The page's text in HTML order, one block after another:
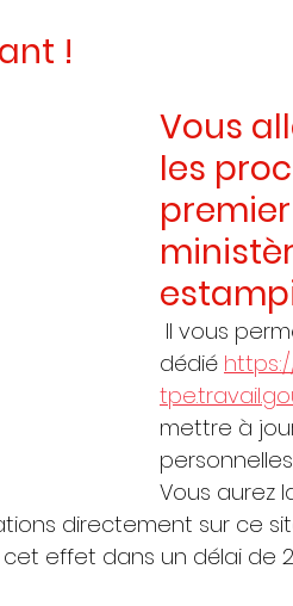
!
Vous
les
Il vous
dédié
mettre à
Vous aurez
directement sur ce
effet dans un délai de